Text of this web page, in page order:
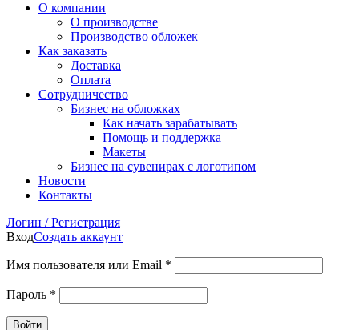
О компании
О производстве
Производство обложек
Как заказать
Доставка
Оплата
Сотрудничество
Бизнес на обложках
Как начать зарабатывать
Помощь и поддержка
Макеты
Бизнес на сувенирах с логотипом
Новости
Контакты
Логин / Регистрация
ВходСоздать аккаунт
Имя пользователя или Email *
Пароль *
Войти